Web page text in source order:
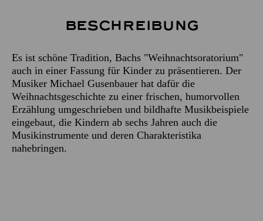
Beschreibung
Es ist schöne Tradition, Bachs "Weihnachtsoratorium"
auch in einer Fassung für Kinder zu präsentieren. Der
Musiker Michael Gusenbauer hat dafür die
Weihnachtsgeschichte zu einer frischen, humorvollen
Erzählung umgeschrieben und bildhafte Musikbeispiele
eingebaut, die Kindern ab sechs Jahren auch die
Musikinstrumente und deren Charakteristika
nahebringen.